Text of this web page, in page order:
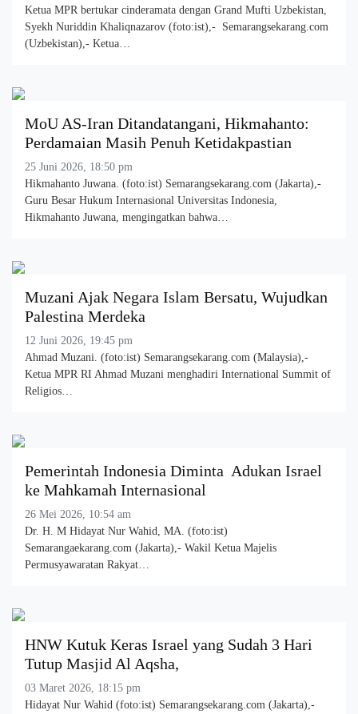
Ketua MPR bertukar cinderamata dengan Grand Mufti Uzbekistan,
Syekh Nuriddin Khaliqnazarov (foto:ist),- Semarangsekarang.com
(Uzbekistan),- Ketua…
MoU AS-Iran Ditandatangani, Hikmahanto:
Perdamaian Masih Penuh Ketidakpastian
25 Juni 2026, 18:50 pm
Hikmahanto Juwana. (foto:ist) Semarangsekarang.com (Jakarta),-
Guru Besar Hukum Internasional Universitas Indonesia,
Hikmahanto Juwana, mengingatkan bahwa…
Muzani Ajak Negara Islam Bersatu, Wujudkan
Palestina Merdeka
12 Juni 2026, 19:45 pm
Ahmad Muzani. (foto:ist) Semarangsekarang.com (Malaysia),-
Ketua MPR RI Ahmad Muzani menghadiri International Summit of
Religios…
Pemerintah Indonesia Diminta Adukan Israel
ke Mahkamah Internasional
26 Mei 2026, 10:54 am
Dr. H. M Hidayat Nur Wahid, MA. (foto:ist)
Semarangaekarang.com (Jakarta),- Wakil Ketua Majelis
Permusyawaratan Rakyat…
HNW Kutuk Keras Israel yang Sudah 3 Hari
Tutup Masjid Al Aqsha,
03 Maret 2026, 18:15 pm
Hidayat Nur Wahid (foto:ist) Semarangsekarang.com (Jakarta),-